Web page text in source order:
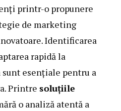
printr-o propunere
de marketing
Identificarea
rapidă la
esențiale pentru a
Printre soluțiile
o analiză atentă a